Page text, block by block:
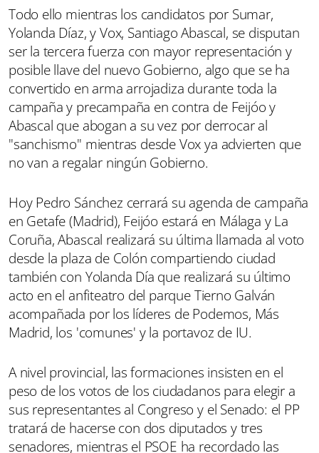
Todo ello mientras los candidatos por Sumar,
Yolanda Díaz, y Vox, Santiago Abascal, se disputan
ser la tercera fuerza con mayor representación y
posible llave del nuevo Gobierno, algo que se ha
convertido en arma arrojadiza durante toda la
campaña y precampaña en contra de Feijóo y
Abascal que abogan a su vez por derrocar al
"sanchismo" mientras desde Vox ya advierten que
no van a regalar ningún Gobierno.
Hoy Pedro Sánchez cerrará su agenda de campaña
en Getafe (Madrid), Feijóo estará en Málaga y La
Coruña, Abascal realizará su última llamada al voto
desde la plaza de Colón compartiendo ciudad
también con Yolanda Día que realizará su último
acto en el anfiteatro del parque Tierno Galván
acompañada por los líderes de Podemos, Más
Madrid, los 'comunes' y la portavoz de IU.
A nivel provincial, las formaciones insisten en el
peso de los votos de los ciudadanos para elegir a
sus representantes al Congreso y el Senado: el PP
tratará de hacerse con dos diputados y tres
senadores, mientras el PSOE ha recordado las